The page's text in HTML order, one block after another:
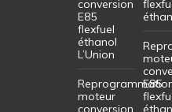
conversion
E85
flexfuel
éthanol
L’Union
moteur
conversion
E85